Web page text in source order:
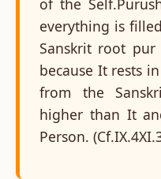
of the
everything is
Sanskrit root
because It rests
from the
higher than It
Person.